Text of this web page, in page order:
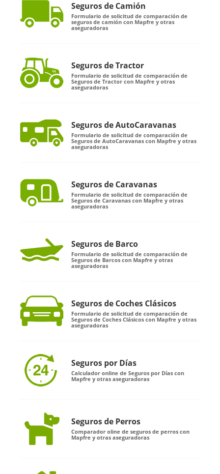
Seguros de Camión
Formulario de solicitud de comparación de
seguros de camión con Mapfre y otras
aseguradoras
Seguros de Tractor
Formulario de solicitud de comparación de
Seguros de Tractor con Mapfre y otras
aseguradoras
Seguros de AutoCaravanas
Formulario de solicitud de comparación de
Seguros de AutoCaravanas con Mapfre y otras
aseguradoras
Seguros de Caravanas
Formulario de solicitud de comparación de
Seguros de Caravanas con Mapfre y otras
aseguradoras
Seguros de Barco
Formulario de solicitud de comparación de
Seguros de Barcos con Mapfre y otras
aseguradoras
Seguros de Coches Clásicos
Formulario de solicitud de comparación de
Seguros de Coches Clásicos con Mapfre y otras
aseguradoras
Seguros por Días
Calculador online de Seguros por Días con
Mapfre y otras aseguradoras
Seguros de Perros
Comparador oline de seguros de perros con
Mapfre y otras aseguradoras